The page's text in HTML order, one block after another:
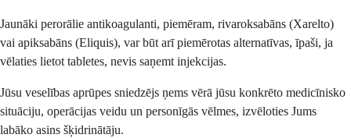
Jaunāki perorālie antikoagulanti, piemēram, rivaroksabāns (Xarelto)
vai apiksabāns (Eliquis), var būt arī piemērotas alternatīvas, īpaši, ja
vēlaties lietot tabletes, nevis saņemt injekcijas.
Jūsu veselības aprūpes sniedzējs ņems vērā jūsu konkrēto medicīnisko
situāciju, operācijas veidu un personīgās vēlmes, izvēloties Jums
labāko asins šķidrinātāju.